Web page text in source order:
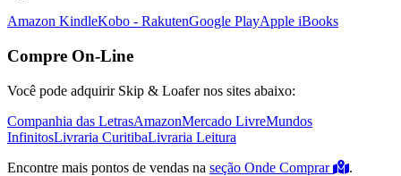
Amazon KindleKobo - RakutenGoogle PlayApple iBooks
Compre On-Line
Você pode adquirir Skip & Loafer nos sites abaixo:
Companhia das LetrasAmazonMercado LivreMundos
InfinitosLivraria CuritibaLivraria Leitura
Encontre mais pontos de vendas na seção Onde Comprar .